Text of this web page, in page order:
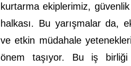
kurtarma ekiplerimiz,
halkası. Bu yarışmalar da,
ve etkin müdahale
önem taşıyor. Bu iş